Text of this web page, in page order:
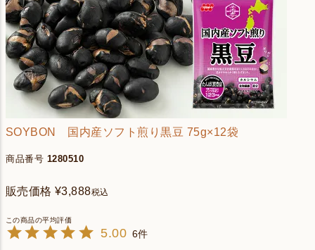
SOYBON 国内産ソフト煎り黒豆 75g×12袋
商品番号 1280510
販売価格 ¥3,888税込
5.00 6